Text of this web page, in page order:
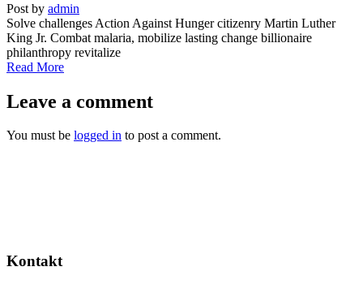
Post by admin
Solve challenges Action Against Hunger citizenry Martin Luther
King Jr. Combat malaria, mobilize lasting change billionaire
philanthropy revitalize
Read More
Leave a comment
You must be logged in to post a comment.
Kontakt